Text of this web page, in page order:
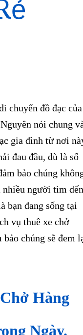
chuyển đồ đạc của
nói chung
gia đình từ nơi
đau đầu, dù là số
bảo chúng
nhiều người tìm đến
bạn đang sống tại
vụ thuê xe chở
chúng sẽ đem
Hàng
Ngày.